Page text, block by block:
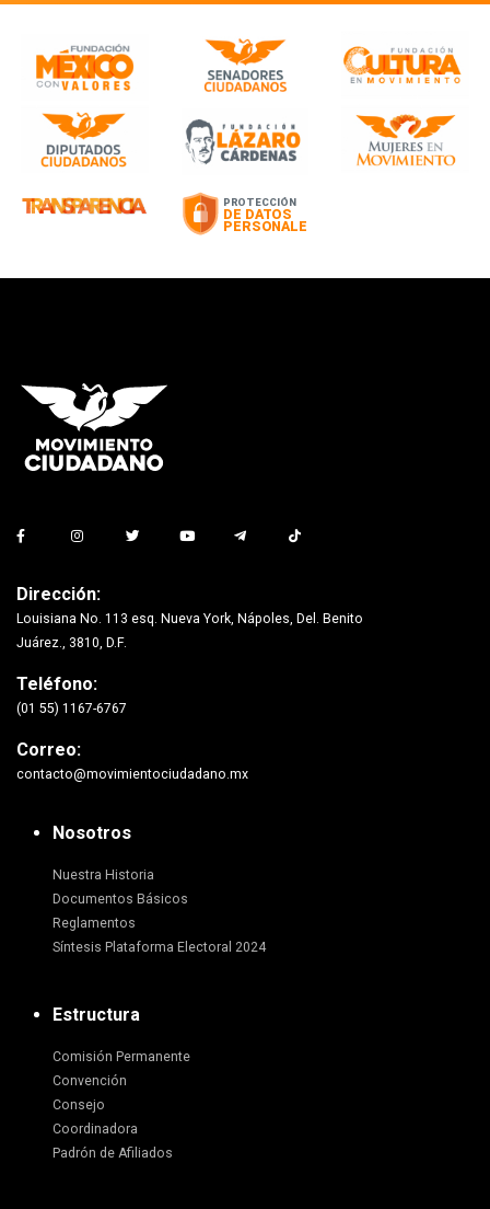
Dirección:
Louisiana No. 113 esq. Nueva York, Nápoles, Del. Benito
Juárez., 3810, D.F.
Teléfono:
(01 55) 1167-6767
Correo:
contacto@movimientociudadano.mx
Nosotros
Nuestra Historia
Documentos Básicos
Reglamentos
Síntesis Plataforma Electoral 2024
Estructura
Comisión Permanente
Convención
Consejo
Coordinadora
Padrón de Afiliados